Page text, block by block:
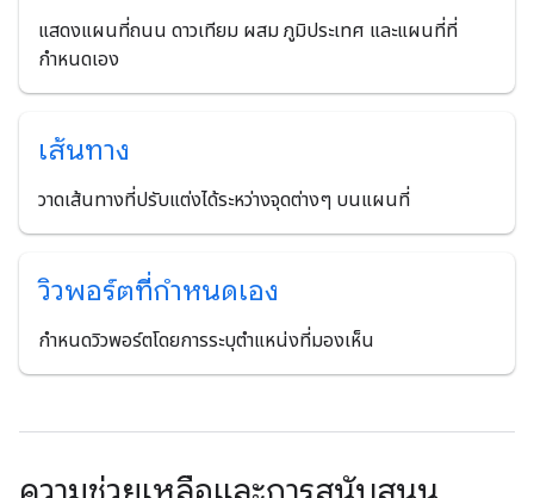
แสดงแผนที่ถนน ดาวเทียม ผสม ภูมิประเทศ และแผนที่ที่
กำหนดเอง
เส้นทาง
วาดเส้นทางที่ปรับแต่งได้ระหว่างจุดต่างๆ บนแผนที่
วิวพอร์ตที่กำหนดเอง
กำหนดวิวพอร์ตโดยการระบุตำแหน่งที่มองเห็น